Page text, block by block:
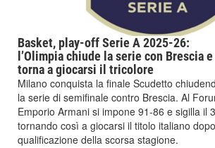
Basket, play-off Serie A 2025-26:
l’Olimpia chiude la serie con Brescia e
torna a giocarsi il tricolore
Milano conquista la finale Scudetto
la serie di semifinale contro Brescia. Al
Emporio Armani si impone 91-86 e sigilla il
tornando così a giocarsi il titolo italiano
qualificazione della scorsa stagione.